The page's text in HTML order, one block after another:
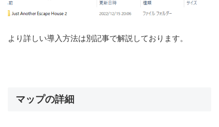
より詳しい導入方法は別記事で解説しております。
マップの詳細